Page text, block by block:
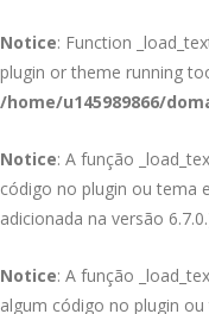
Notice: Function
plugin or theme running
/home/u145989866/
Notice: A função
código no plugin ou tema
adicionada na versão
Notice: A função
algum código no plugin